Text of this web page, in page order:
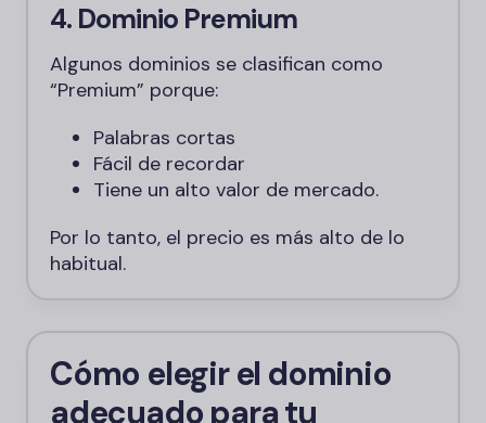
4. Dominio Premium
Algunos dominios se clasifican como
“Premium” porque:
Palabras cortas
Fácil de recordar
Tiene un alto valor de mercado.
Por lo tanto, el precio es más alto de lo
habitual.
Cómo elegir el dominio
adecuado para tu